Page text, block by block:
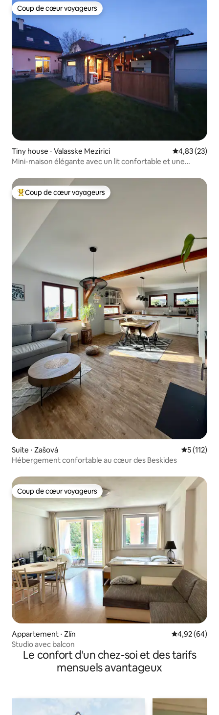
Coup de cœur voyageurs
Coup de cœur voyageurs
Tiny house ⋅ Valasske Mezirici Évaluation
4,83 (23)
Mini-maison élégante avec un lit confortable et une
Coups de cœur voyageurs les plus appréciés
Coup de cœur voyageurs
Suite ⋅ Zašová Évaluation
5 (112)
Hébergement confortable au cœur des Beskides
Coup de cœur voyageurs
Coup de cœur voyageurs
Appartement ⋅ Zlín Évaluation
4,92 (64)
Studio avec balcon
Le confort d'un chez-soi et des tarifs
mensuels avantageux